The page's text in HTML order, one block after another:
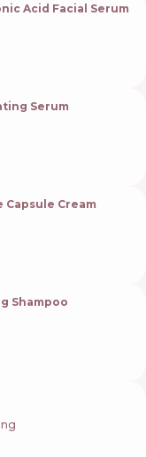
Acid Facial Serum
Serum
Capsule Cream
Shampoo